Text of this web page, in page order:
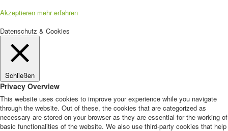
Akzeptieren mehr erfahren
Datenschutz & Cookies
Schließen
Privacy Overview
This website uses cookies to improve your experience while you navigate
through the website. Out of these, the cookies that are categorized as
necessary are stored on your browser as they are essential for the working of
basic functionalities of the website. We also use third-party cookies that help